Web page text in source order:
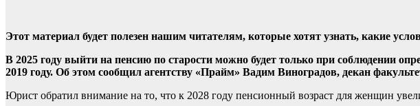
Этот материал будет полезен нашим читателям, которые хотят узнать, какие
В 2025 году выйти на пенсию по старости можно будет только при соблюдении
2019 году. Об этом сообщил агентству «Прайм» Вадим Виноградов, декан
Юрист обратил внимание на то, что к 2028 году пенсионный возраст для женщин